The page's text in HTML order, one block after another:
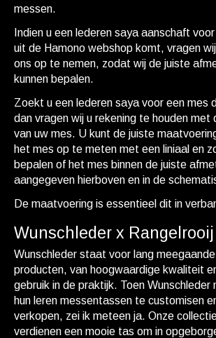
messen.
Indien u een lederen saya aanschaft
uit de Hamono webshop komt, vragen
ons op te nemen, zodat wij de juiste
kunnen bepalen.
Zoekt u een lederen saya voor een mes
dan vragen wij u rekening te houden met
van uw mes. U kunt de juiste
het mes op te meten met een liniaal en
bepalen of het mes binnen de juiste
aangegeven hierboven en in de
De maatvoering is essentieel dit in
Wunschleder x Rangelrooij
Wunschleder staat voor lang
producten, van hoogwaardige kwaliteit
gebruik in de praktijk. Toen Wunschleder
hun leren messentassen te customisen
verkopen, zei ik meteen ja. Onze
verdienen een mooie tas om in